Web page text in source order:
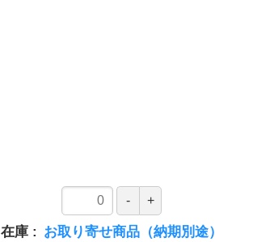
在庫 お取り寄せ商品（納期別途）